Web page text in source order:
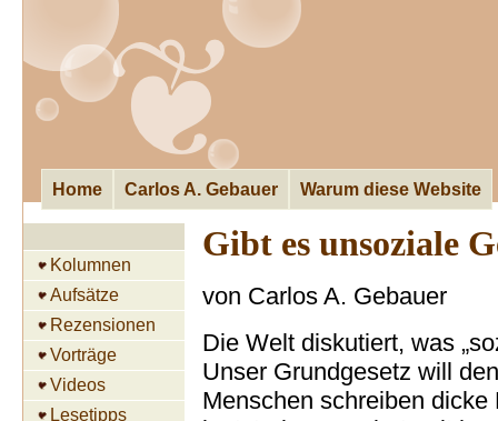
Home Carlos A. Gebauer Warum diese Website
Kolumnen
Aufsätze
Rezensionen
Vorträge
Videos
Lesetipps
Gibt es unsoziale
von Carlos A. Gebauer
Die Welt diskutiert, was
Unser Grundgesetz will
Menschen schreiben